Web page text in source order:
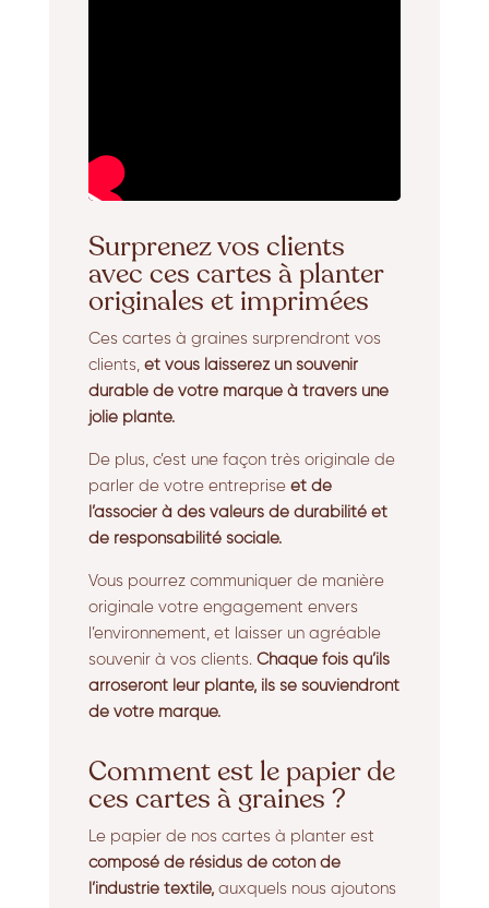
Surprenez vos clients
avec ces cartes à planter
originales et imprimées
Ces cartes à graines surprendront vos
clients, et vous laisserez un souvenir
durable de votre marque à travers une
jolie plante.
De plus, c’est une façon très originale de
parler de votre entreprise et de
l’associer à des valeurs de durabilité et
de responsabilité sociale.
Vous pourrez communiquer de manière
originale votre engagement envers
l’environnement, et laisser un agréable
souvenir à vos clients. Chaque fois qu’ils
arroseront leur plante, ils se souviendront
de votre marque.
Comment est le papier de
ces cartes à graines ?
Le papier de nos cartes à planter est
composé de résidus de coton de
l’industrie textile,auxquels nous ajoutons